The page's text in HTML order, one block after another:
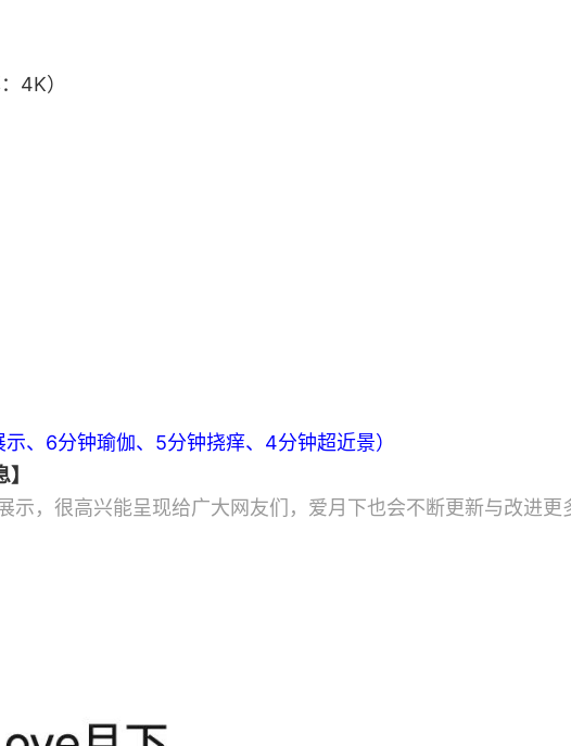
4K）
、6分钟瑜伽、5分钟挠痒、4分钟超近景）
示，很高兴能呈现给广大网友们，爱月下也会不断更新与改进更